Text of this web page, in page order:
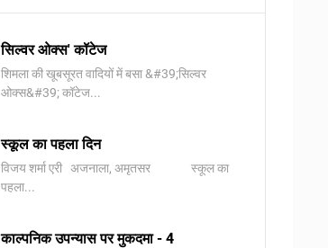
सिल्वर ओक्स' कॉटेज
शिमला की खूबसूरत वादियों में बसा &#39;सिल्वर
ओक्स&#39; कॉटेज...
स्कूल का पहला दिन
विजय शर्मा एरी अजनाला, अमृतसर स्कूल का
पहला...
काल्पनिक उपन्यास पर मुकदमा - 4